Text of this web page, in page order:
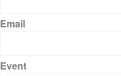
Email
Event